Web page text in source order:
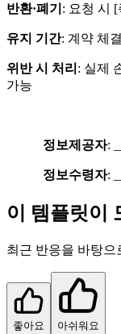
반환·폐기 : 요청 시 [
유지 기간: 계약 체
위반 시 처리 : 실제
가능
정보제공자:
정보수령자:
이 템플릿이
최근 반응을 바탕으
좋아요 아쉬워요